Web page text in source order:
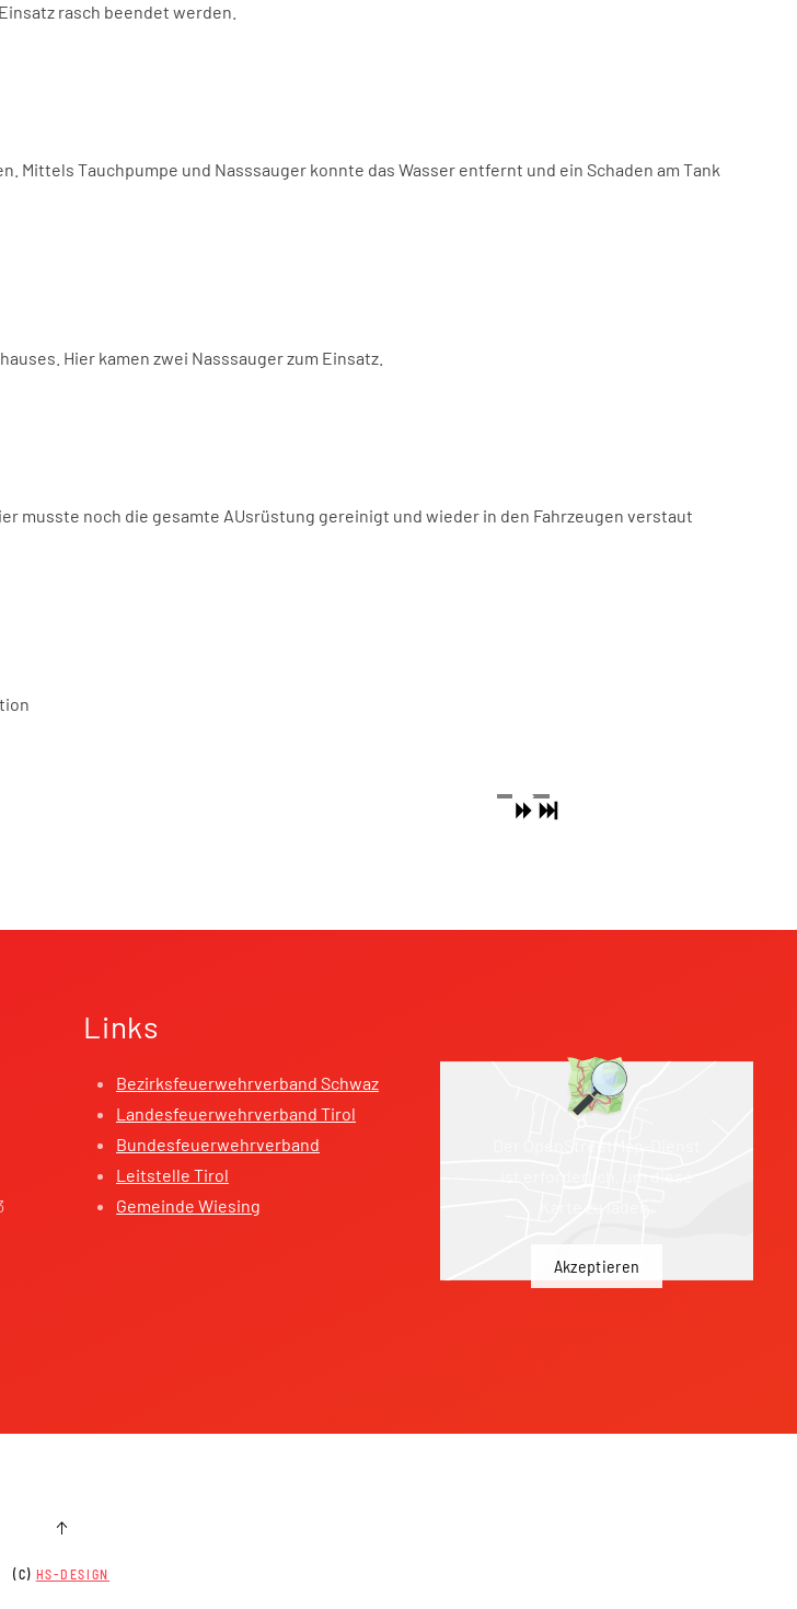
rasch beendet werden.
Mittels Tauchpumpe und Nasssauger konnte das Wasser entfernt und ein Schaden am Tank
Hier kamen zwei Nasssauger zum Einsatz.
musste noch die gesamte AUsrüstung gereinigt und wieder in den Fahrzeugen verstaut
Links
Bezirksfeuerwehrverband Schwaz
Landesfeuerwehrverband Tirol
Bundesfeuerwehrverband
Leitstelle Tirol
Gemeinde Wiesing
Akzeptieren
(C) HS-DESIGN